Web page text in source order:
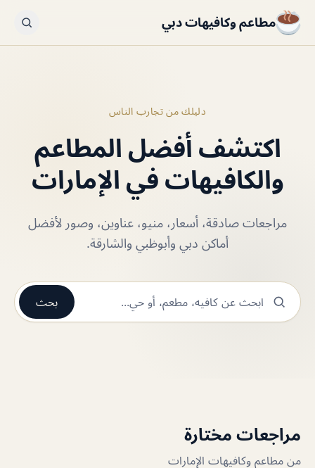
مطاعم وكافيهات دبي
دليلك من تجارب الناس
اكتشف أفضل المطاعم
والكافيهات في الإمارات
مراجعات صادقة، أسعار، منيو، عناوين، وصور لأفضل
أماكن دبي وأبوظبي والشارقة.
بحث
مراجعات مختارة
من مطاعم وكافيهات الإمارات